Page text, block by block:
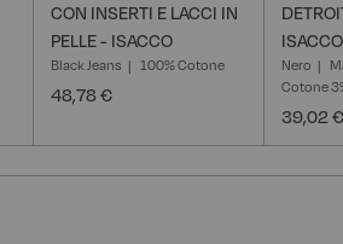
CON INSERTI E LACCI IN
PELLE - ISACCO
Black Jeans 100% Cotone
48,78 €
ISACCO
Nero
Cotone
39,02 €